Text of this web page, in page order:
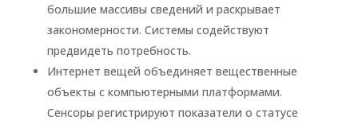
большие массивы сведений и раскрывает
закономерности. Системы содействуют
предвидеть потребность.
Интернет вещей объединяет вещественные
объекты с компьютерными платформами.
Сенсоры регистрируют показатели о статусе